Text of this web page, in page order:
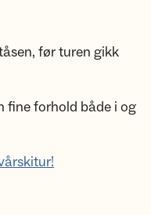
før turen gikk
fine forhold både i og